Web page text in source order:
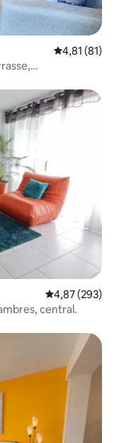
Évaluation
4,81 (81)
Évaluation
4,87 (293)
central.